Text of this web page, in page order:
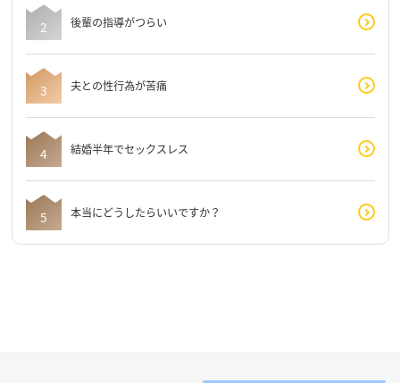
後輩の指導がつらい
夫との性行為が苦痛
結婚半年でセックスレス
本当にどうしたらいいですか？